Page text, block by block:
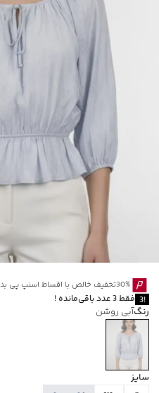
30%تخفیف خالص با اقساط اسنپ پی بدون کارمزد
!
3 فقط3عدد باقی‌مانده !
رنگآبی روشن
سایز